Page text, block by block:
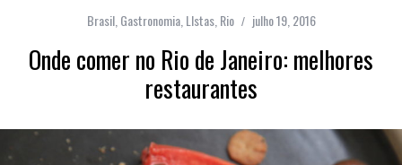
Brasil,Gastronomia,LIstas,Rio julho 19, 2016
Onde comer no Rio de Janeiro: melhores
restaurantes